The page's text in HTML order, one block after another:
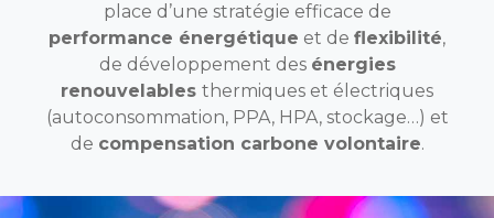
place d’une stratégie efficace de
performance énergétique et de flexibilité,
de développement des énergies
renouvelables thermiques et électriques
(autoconsommation, PPA, HPA, stockage…) et
de compensation carbone volontaire.